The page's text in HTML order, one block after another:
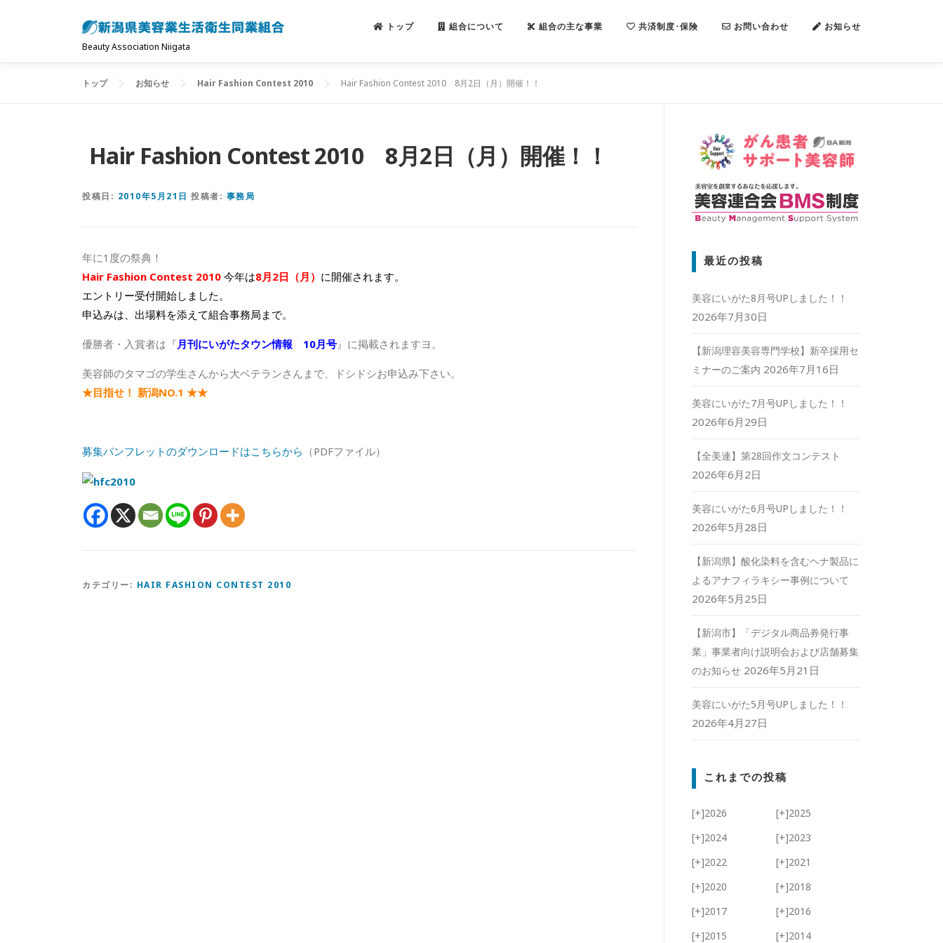
ン
Beauty Association Niigata
トップ 組合について 組合の主な事業 共済制度･保険 お問い合わせ お知らせ
トップ お知らせ Hair Fashion Contest 2010 Hair Fashion Contest 2010 8月2日（月）開催！！
Hair Fashion Contest 2010 8月2日（月）開催！！
投稿日: 2010年5月21日 投稿者: 事務局
年に1度の祭典！
Hair Fashion Contest 2010 今年は8月2日（月） に開催されます。
エントリー受付開始しました。
申込みは、出場料を添えて組合事務局まで。
優勝者・入賞者は『月刊にいがたタウン情報 10月号』に掲載されますヨ。
美容師のタマゴの学生さんから大ベテランさんまで、ドシドシお申込み下さい。
★目指せ！ 新潟NO.1 ★★
募集パンフレットのダウンロードはこちらから （PDFファイル）
カテゴリー: HAIR FASHION CONTEST 2010
最近の投稿
美容にいがた8月号UPしました！！
2026年7月30日
【新潟理容美容専門学校】新卒採用セ
ミナーのご案内 2026年7月16日
美容にいがた7月号UPしました！！
2026年6月29日
【全美連】第28回作文コンテスト
2026年6月2日
美容にいがた6月号UPしました！！
2026年5月28日
【新潟県】酸化染料を含むヘナ製品に
よるアナフィラキシー事例について
2026年5月25日
【新潟市】「デジタル商品券発行事
業」事業者向け説明会および店舗募集
のお知らせ 2026年5月21日
美容にいがた5月号UPしました！！
2026年4月27日
これまでの投稿
[+]2026 [+]2025
[+]2024 [+]2023
[+]2022 [+]2021
[+]2020 [+]2018
[+]2017 [+]2016
[+]2015 [+]2014